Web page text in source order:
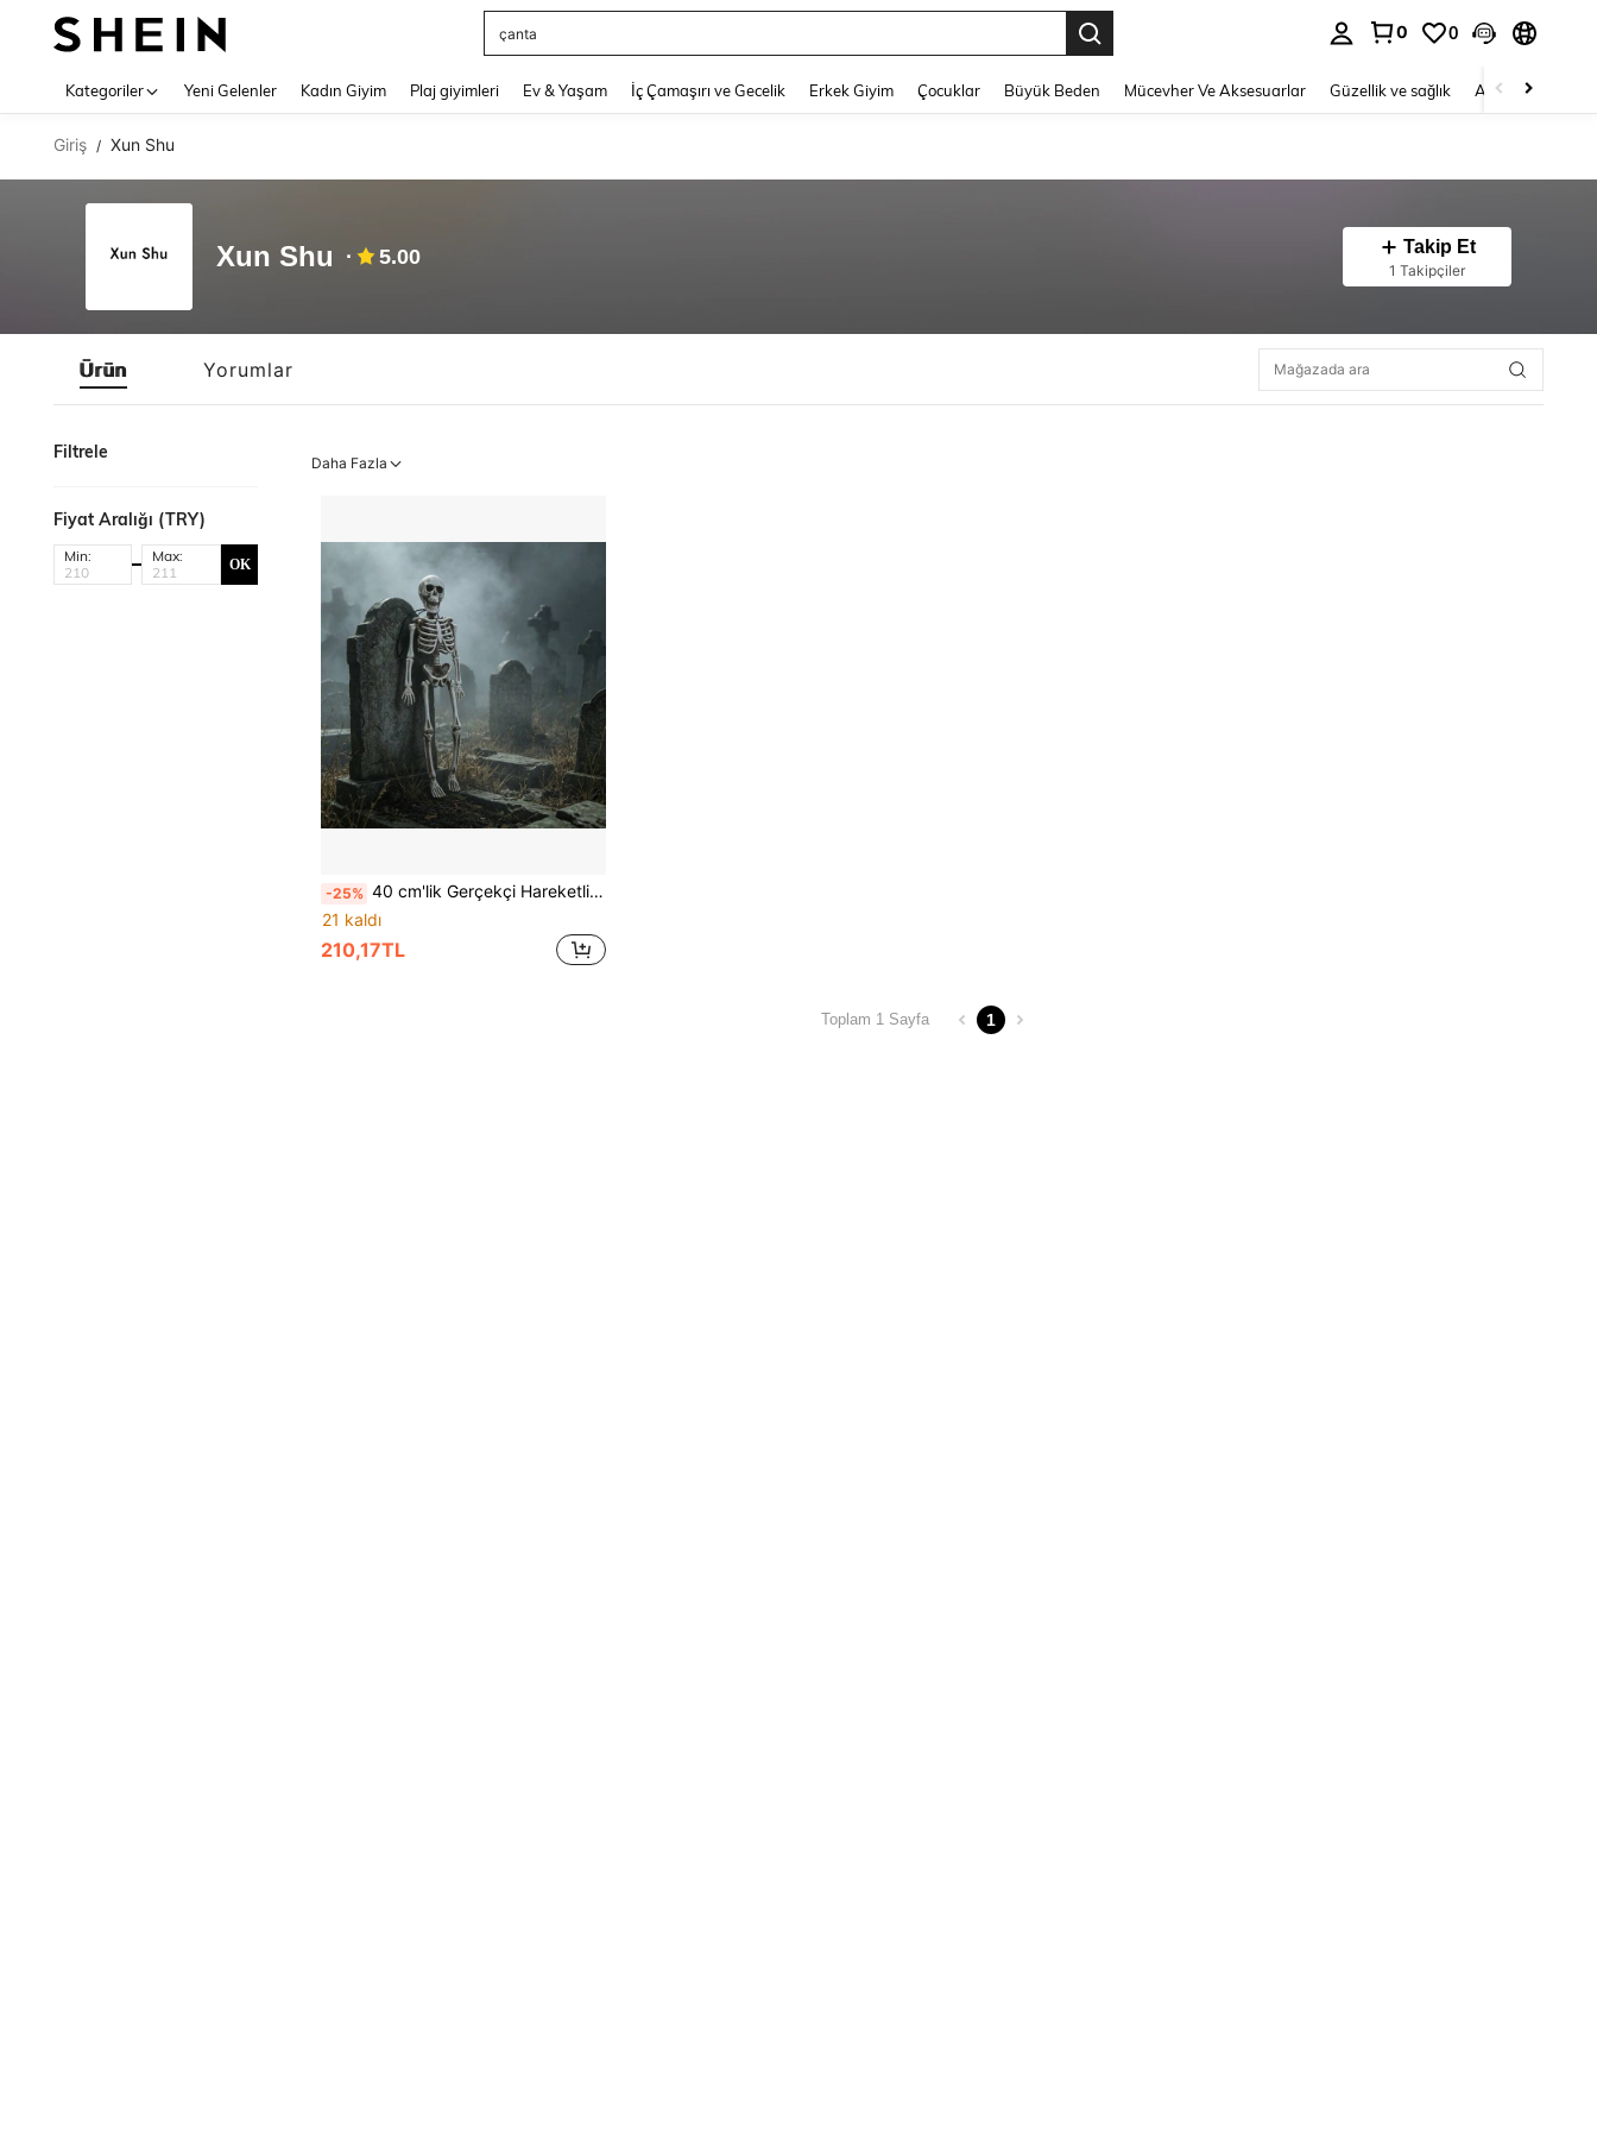
çanta
0 0
Kategoriler Yeni Gelenler Kadın Giyim Plaj giyimleri Ev & Yaşam İç Çamaşırı ve Gecelik Erkek Giyim Çocuklar Büyük Beden Mücevher Ve Aksesuarlar Güzellik ve sağlık Ayakkabı
Giriş / Xun Shu
Xun Shu 5.00 Takip Et
1 Takipçiler
Ürün Yorumlar
Filtrele
Fiyat Aralığı (TRY)
Min: Max: OK
Daha Fazla
-25% 40 cm'lik Gerçekçi Hareketli Cadılar Bayramı İskeleti Dekorasyonu, Bar/Perili Ev/Kaçış Odası Korku Temalı Aksesuar
21 kaldı
210,17TL
Toplam 1 Sayfa 1